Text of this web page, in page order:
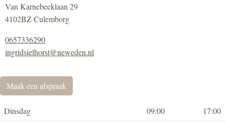
Van Karnebeeklaan 29
4102BZ Culemborg
0657336290
ingridsielhorst@neweden.nl
Maak een afspraak
Dinsdag 09:00
17:00